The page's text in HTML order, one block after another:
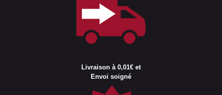
Livraison à 0,01€ et
Envoi soigné